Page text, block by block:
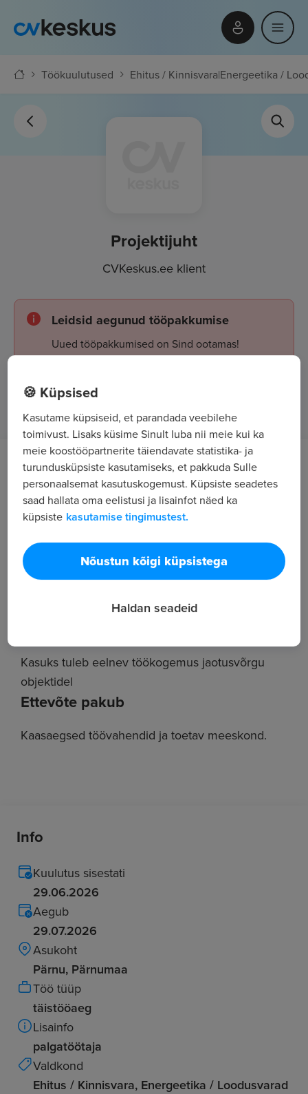
Töökuulutused Ehitus / Kinnisvara|Energeetika /
Projektijuht
CVKeskus.ee klient
Leidsid aegunud tööpakkumise
Uued tööpakkumised on Sind ootamas!
Töö kirjeldus
Otsime Pärnu osakonda elektritööde projektijuhti.
Töö sisuks on elektrivõrgu ehitustööd (õhuliinid,
kaabelliinid, alajaamad).
Ootused kandidaadile
Kasuks tuleb eelnev töökogemus jaotusvõrgu
objektidel
Ettevõte pakub
Kaasaegsed töövahendid ja toetav meeskond.
Info
Kuulutus sisestati
29.06.2026
Aegub
29.07.2026
Asukoht
Pärnu, Pärnumaa
Töö tüüp
täistööaeg
Lisainfo
palgatöötaja
Valdkond
Ehitus / Kinnisvara, Energeetika / Loodusvarad
🍪 Küpsised
Kasutame küpsiseid, et parandada veebilehe
toimivust. Lisaks küsime Sinult luba nii meie kui ka
meie koostööpartnerite täiendavate statistika- ja
turundusküpsiste kasutamiseks, et pakkuda Sulle
personaalsemat kasutuskogemust. Küpsiste seadetes
saad hallata oma eelistusi ja lisainfot näed ka
küpsiste kasutamise tingimustest.
Nõustun kõigi küpsistega
Haldan seadeid